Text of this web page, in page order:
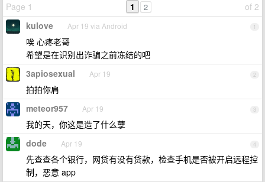
Page 1
of 2
1 2
1
kulove Apr 19 via Android
唉 心疼老哥
希望是在识别出诈骗之前冻结的吧
2
3apiosexual Apr 19
拍拍你肩
3
meteor957 Apr 19
我的天，你这是造了什么孽
4
dode Apr 19
先查查各个银行，网贷有没有贷款，检查手机是否被开启远程控
制，恶意 app